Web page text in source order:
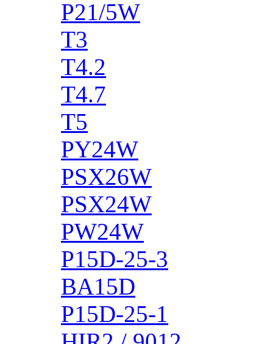
P21/5W
T3
T4.2
T4.7
T5
PY24W
PSX26W
PSX24W
PW24W
P15D-25-3
BA15D
P15D-25-1